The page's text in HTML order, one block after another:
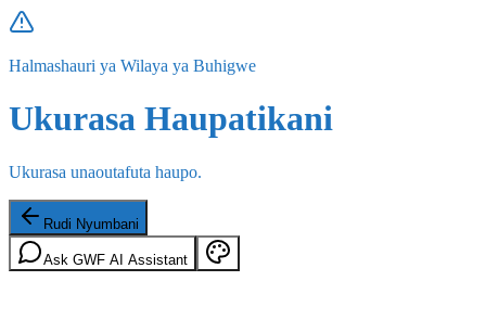
Halmashauri ya Wilaya ya Buhigwe
Ukurasa Haupatikani
Ukurasa unaoutafuta haupo.
Rudi Nyumbani
Ask GWF AI Assistant